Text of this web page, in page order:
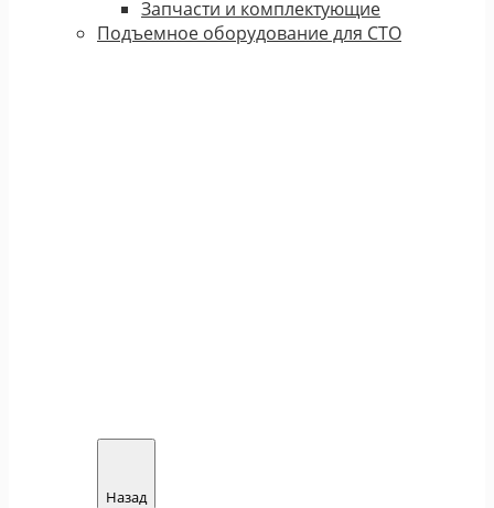
Запчасти и комплектующие
Подъемное оборудование для СТО
Назад